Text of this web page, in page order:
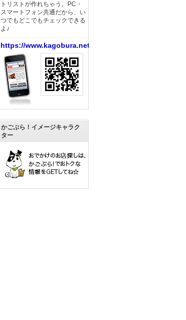
トリストが作れちゃう。PC・
スマートフォン共通だから、い
つでもどこでもチェックできる
よ♪
https://www.kagobura.net/
かごぶら！イメージキャラク
ター